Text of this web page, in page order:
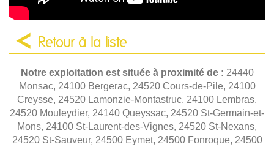
Retour à la liste
Notre exploitation est située à proximité de : 24440
Monsac, 24100 Bergerac, 24520 Cours-de-Pile, 24100
Creysse, 24520 Lamonzie-Montastruc, 24100 Lembras,
24520 Mouleydier, 24140 Queyssac, 24520 St-Germain-et-
Mons, 24100 St-Laurent-des-Vignes, 24520 St-Nexans,
24520 St-Sauveur, 24500 Eymet, 24500 Fonroque, 24500